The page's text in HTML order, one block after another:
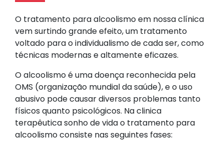
O tratamento para alcoolismo em nossa clínica
vem surtindo grande efeito, um tratamento
voltado para o individualismo de cada ser, como
técnicas modernas e altamente eficazes.
O alcoolismo é uma doença reconhecida pela
OMS (organização mundial da saúde), e o uso
abusivo pode causar diversos problemas tanto
físicos quanto psicológicos. Na clinica
terapêutica sonho de vida o tratamento para
alcoolismo consiste nas seguintes fases: